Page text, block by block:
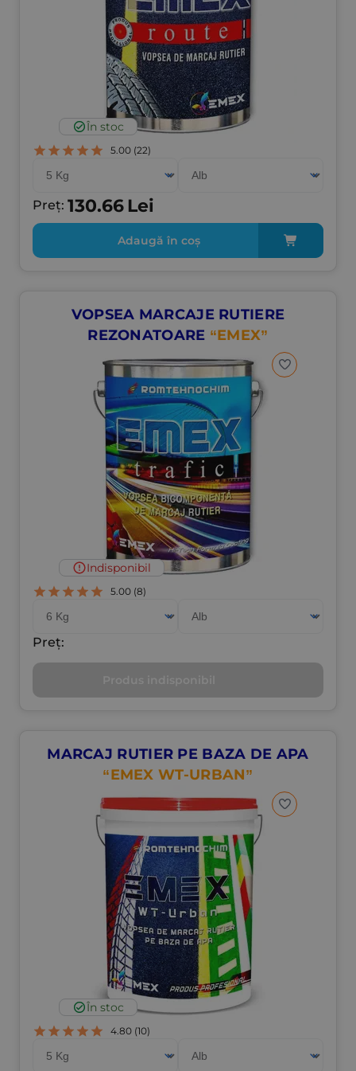
În stoc
5.00 (22)
Preț: 130.66 Lei
Adaugă în coș
VOPSEA MARCAJE RUTIERE
REZONATOARE “EMEX”
Indisponibil
5.00 (8)
Preț:
MARCAJ RUTIER PE BAZA DE APA
“EMEX WT-URBAN”
În stoc
4.80 (10)